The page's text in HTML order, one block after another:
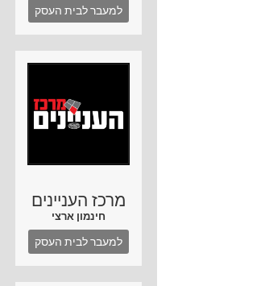
למעבר לבית העסק
מרכז העניינים
חינמון ארצי
למעבר לבית העסק